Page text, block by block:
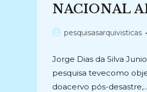
NACIONAL
Autorpesquisasarquivisticas
Jorge Dias da Silva
pesquisa tevecomo
doacervo pós-